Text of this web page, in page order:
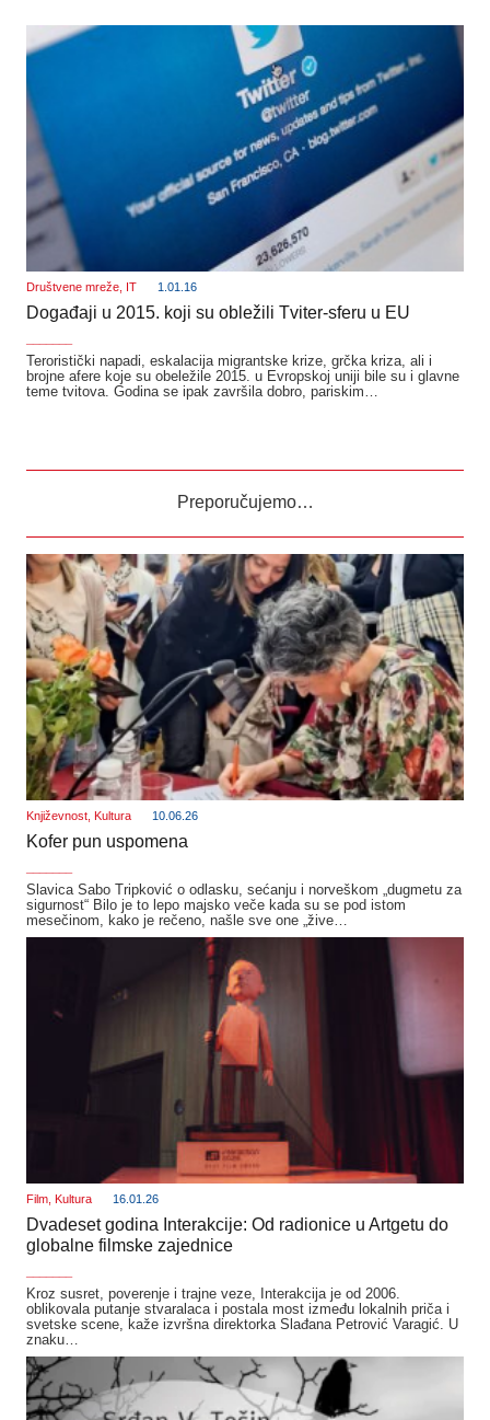
Društvene mreže IT 1.01.16
Događaji u 2015. koji su obležili Tviter-sferu u EU
Teroristički napadi, eskalacija migrantske krize, grčka kriza, ali i
brojne afere koje su obeležile 2015. u Evropskoj uniji bile su i glavne
teme tvitova. Godina se ipak završila dobro, pariskim…
Preporučujemo…
Književnost, Kultura 10.06.26
Kofer pun uspomena
Slavica Sabo Tripković o odlasku, sećanju i norveškom „dugmetu za
sigurnost“ Bilo je to lepo majsko veče kada su se pod istom
mesečinom, kako je rečeno, našle sve one „žive…
Film, Kultura 16.01.26
Dvadeset godina Interakcije: Od radionice u Artgetu do
globalne filmske zajednice
Kroz susret, poverenje i trajne veze, Interakcija je od 2006.
oblikovala putanje stvaralaca i postala most između lokalnih priča i
svetske scene, kaže izvršna direktorka Slađana Petrović Varagić. U
znaku…